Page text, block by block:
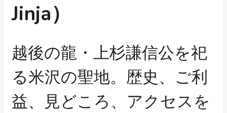
Jinja）
越後の龍・上杉謙信公を祀
る米沢の聖地。歴史、ご利
益、見どころ、アクセスを